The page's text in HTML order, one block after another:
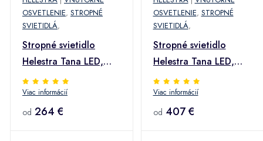
OSVETLENIE, STROPNÉ
SVIETIDLÁ,
Stropné svietidlo
Helestra Tana LED,
čierne, Ø 28 cm
Viac informácií
od 264 €
OSVETLENIE, STROPNÉ
SVIETIDLÁ,
Stropné svietidlo
Helestra Tana LED,
čierne, Ø 33 cm
Viac informácií
od 407 €